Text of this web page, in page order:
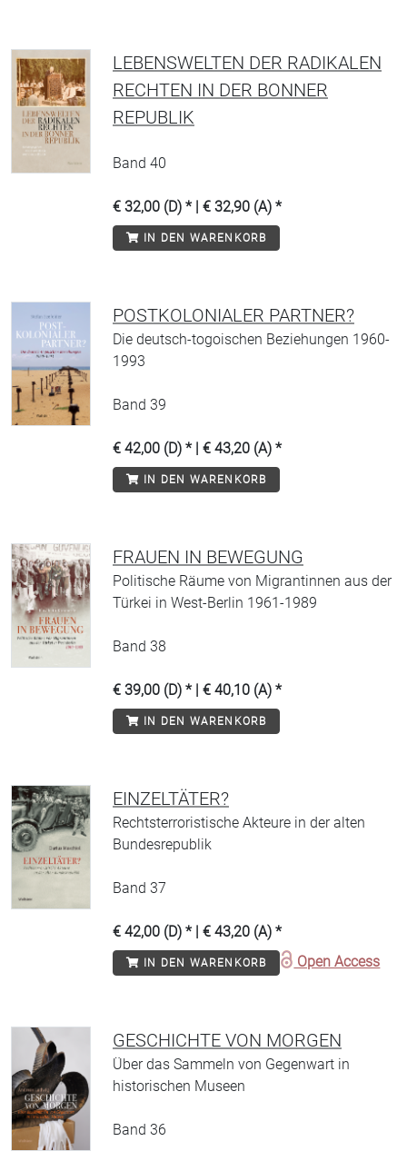
LEBENSWELTEN DER RADIKALEN
RECHTEN IN DER BONNER
REPUBLIK
Band 40
€ 32,00 (D) * | € 32,90 (A) *
IN DEN WARENKORB
POSTKOLONIALER PARTNER?
Die deutsch-togoischen Beziehungen 1960-
1993
Band 39
€ 42,00 (D) * | € 43,20 (A) *
IN DEN WARENKORB
FRAUEN IN BEWEGUNG
Politische Räume von Migrantinnen aus der
Türkei in West-Berlin 1961-1989
Band 38
€ 39,00 (D) * | € 40,10 (A) *
IN DEN WARENKORB
EINZELTÄTER?
Rechtsterroristische Akteure in der alten
Bundesrepublik
Band 37
€ 42,00 (D) * | € 43,20 (A) *
IN DEN WARENKORB Open Access
GESCHICHTE VON MORGEN
Über das Sammeln von Gegenwart in
historischen Museen
Band 36